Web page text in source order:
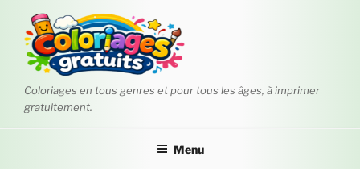
contenu
principal
Coloriages en tous genres et pour tous les âges, à imprimer
gratuitement.
Menu